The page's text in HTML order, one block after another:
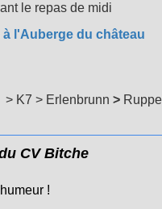
le repas de midi
à l'Auberge du château
K7 > Erlenbrunn >
du CV Bitche
!